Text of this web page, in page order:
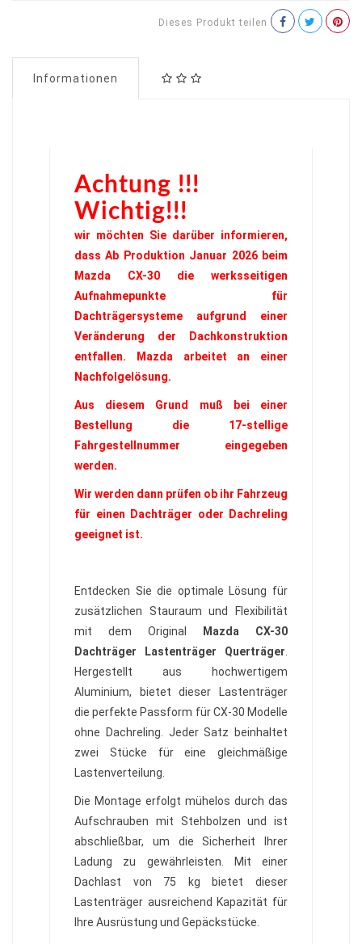
Dieses Produkt teilen
Informationen
Achtung !!!
Wichtig!!!
wir möchten Sie darüber informieren,
dass Ab Produktion Januar 2026 beim
Mazda CX-30 die werksseitigen
Aufnahmepunkte für
Dachträgersysteme aufgrund einer
Veränderung der Dachkonstruktion
entfallen. Mazda arbeitet an einer
Nachfolgelösung.
Aus diesem Grund muß bei einer
Bestellung die 17-stellige
Fahrgestellnummer eingegeben
werden.
Wir werden dann prüfen ob ihr Fahrzeug
für einen Dachträger oder Dachreling
geeignet ist.
Entdecken Sie die optimale Lösung für
zusätzlichen Stauraum und Flexibilität
mit dem Original
Mazda CX-30
Dachträger Lastenträger Querträger.
Hergestellt aus hochwertigem
Aluminium, bietet dieser Lastenträger
die perfekte Passform für CX-30 Modelle
ohne Dachreling. Jeder Satz beinhaltet
zwei Stücke für eine gleichmäßige
Lastenverteilung.
Die Montage erfolgt mühelos durch das
Aufschrauben mit Stehbolzen und ist
abschließbar, um die Sicherheit Ihrer
Ladung zu gewährleisten. Mit einer
Dachlast von 75 kg bietet dieser
Lastenträger ausreichend Kapazität für
Ihre Ausrüstung und Gepäckstücke.